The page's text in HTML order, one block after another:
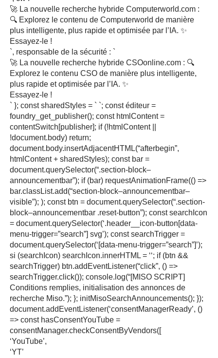
🚀 La nouvelle recherche hybride Computerworld.com :
🔍 Explorez le contenu de Computerworld de manière
plus intelligente, plus rapide et optimisée par l’IA. ✨
Essayez-le !
`, responsable de la sécurité : `
🚀 La nouvelle recherche hybride CSOonline.com : 🔍
Explorez le contenu CSO de manière plus intelligente,
plus rapide et optimisée par l’IA. ✨
Essayez-le !
` }; const sharedStyles = ` `; const éditeur =
foundry_get_publisher(); const htmlContent =
contentSwitch[publisher]; if (!htmlContent ||
!document.body) return;
document.body.insertAdjacentHTML(“afterbegin”,
htmlContent + sharedStyles); const bar =
document.querySelector(“.section-block–
announcementbar”); if (bar) requestAnimationFrame(() =>
bar.classList.add(“section-block–announcementbar–
visible”); ); const btn = document.querySelector(“.section-
block–announcementbar .reset-button”); const searchIcon
= document.querySelector(‘.header__icon-button[data-
menu-trigger=”search”] svg’); const searchTrigger =
document.querySelector(‘[data-menu-trigger=”search”]’);
si (searchIcon) searchIcon.innerHTML = ‘‘; if (btn &&
searchTrigger) btn.addEventListener(“click”, () =>
searchTrigger.click()); console.log(“[MISO SCRIPT]
Conditions remplies, initialisation des annonces de
recherche Miso.”); }; initMisoSearchAnnouncements(); });
document.addEventListener(‘consentManagerReady’, ()
=> const hasConsentYouTube =
consentManager.checkConsentByVendors([
‘YouTube’,
‘YT’